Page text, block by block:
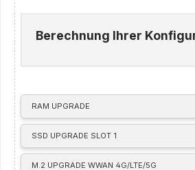
RAM UPGRADE
SSD UPGRADE SLOT 1
M.2 UPGRADE WWAN 4G/LTE/5G
Berechnung Ihrer